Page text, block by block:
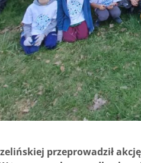
przeprowadził